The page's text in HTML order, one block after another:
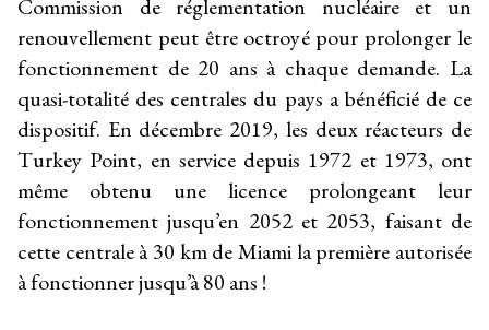
Commission de réglementation nucléaire et un
renouvellement peut être octroyé pour prolonger le
fonctionnement de 20 ans à chaque demande. La
quasi-totalité des centrales du pays a bénéficié de ce
dispositif. En décembre 2019, les deux réacteurs de
Turkey Point, en service depuis 1972 et 1973, ont
même obtenu une licence prolongeant leur
fonctionnement jusqu’en 2052 et 2053, faisant de
cette centrale à 30 km de Miami la première autorisée
à fonctionner jusqu’à 80 ans !